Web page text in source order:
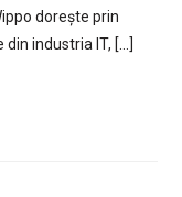
dorește prin
industria IT, […]